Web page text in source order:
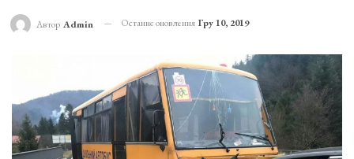
Автор Admin Останнє оновлення Гру 10, 2019